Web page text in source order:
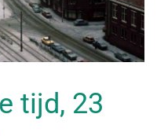
tijd, 23